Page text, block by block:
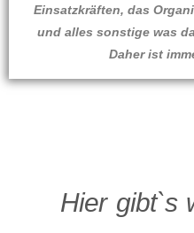
Einsatzkräften, das
und alles sonstige was
Daher ist
Hier gibt`s